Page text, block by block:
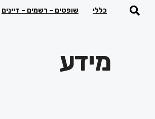
כללי שופטים – רשמים – דיינים
מידע